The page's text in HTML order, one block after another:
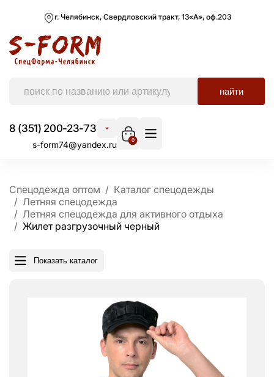
г. Челябинск, Свердловский тракт, 13«А», оф.203
найти
8 (351) 200-23-73
s-form74@yandex.ru 0
Спецодежда оптом
Каталог спецодежды
Летняя спецодежда
Летняя спецодежда для активного отдыха
Жилет разгрузочный черный
Показать каталог